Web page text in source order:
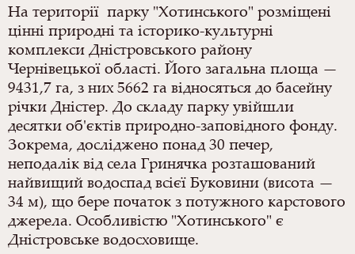
На території парку "Хотинського" розміщені
цінні природні та історико-культурні
комплекси Дністровського району
Чернівецької області. Його загальна площа —
9431,7 га, з них 5662 га відносяться до басейну
річки Дністер. До складу парку увійшли
десятки об'єктів природно-заповідного фонду.
Зокрема, досліджено понад 30 печер,
неподалік від села Гринячка розташований
найвищий водоспад всієї Буковини (висота —
34 м), що бере початок з потужного карстового
джерела. Особливістю "Хотинського" є
Дністровське водосховище.